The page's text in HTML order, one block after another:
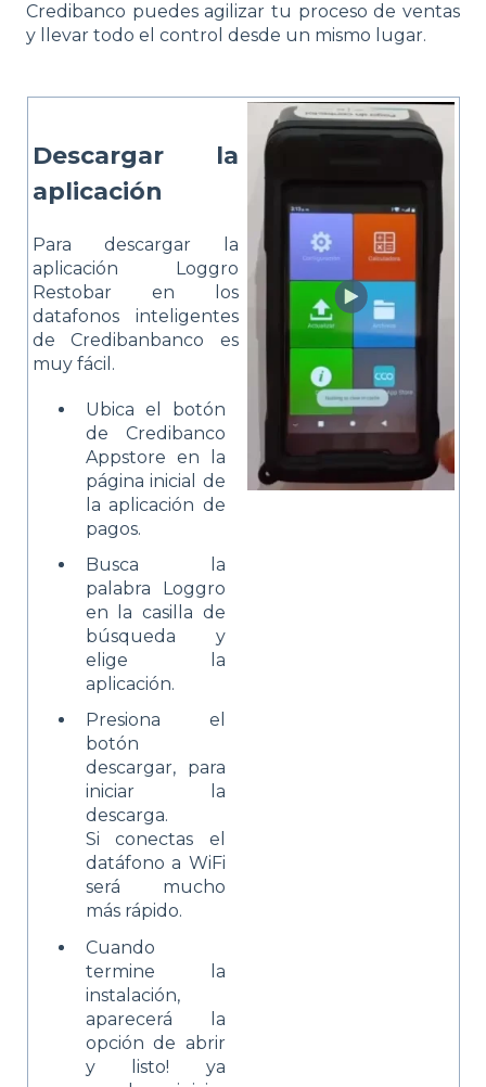
Credibanco puedes agilizar tu proceso de ventas
y llevar todo el control desde un mismo lugar.
Descargar la
aplicación
Para descargar la
aplicación Loggro
Restobar en los
datafonos inteligentes
de Credibanbanco es
muy fácil.
Ubica el botón
de Credibanco
Appstore en la
página inicial de
la aplicación de
pagos.
Busca la
palabra Loggro
en la casilla de
búsqueda y
elige la
aplicación.
Presiona el
botón
descargar, para
iniciar la
descarga.
Si conectas el
datáfono a WiFi
será mucho
más rápido.
Cuando
termine la
instalación,
aparecerá la
opción de abrir
y listo! ya